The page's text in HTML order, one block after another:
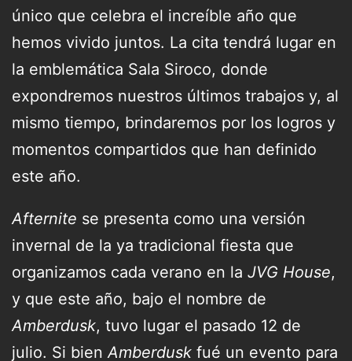
único que celebra el increíble año que
hemos vivido juntos. La cita tendrá lugar en
la emblemática Sala Siroco, donde
expondremos nuestros últimos trabajos y, al
mismo tiempo, brindaremos por los logros y
momentos compartidos que han definido
este año.
Afternite se presenta como una versión
invernal de la ya tradicional fiesta que
organizamos cada verano en la JVG House,
y que este año, bajo el nombre de
Amberdusk, tuvo lugar el pasado 12 de
julio. Si bienAmberdusk fué un evento para